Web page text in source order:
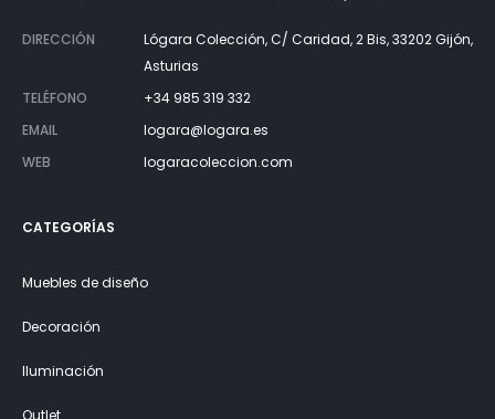
DIRECCIÓN
Lógara Colección, C/ Caridad, 2 Bis, 33202 Gijón,
Asturias
TELÉFONO
+34 985 319 332
EMAIL
logara@logara.es
WEB
logaracoleccion.com
CATEGORÍAS
Muebles de diseño
Decoración
Iluminación
Outlet